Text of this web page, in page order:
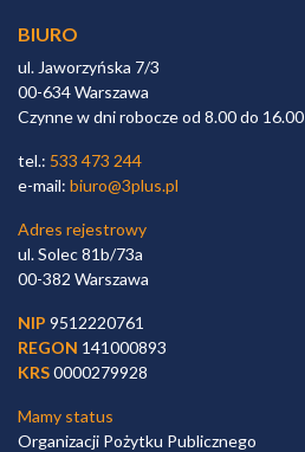
BIURO
ul. Jaworzyńska 7/3
00-634 Warszawa
Czynne w dni robocze od 8.00 do 16.00
tel.: 533 473 244
e-mail: biuro@3plus.pl
Adres rejestrowy
ul. Solec 81b/73a
00-382 Warszawa
NIP 9512220761
REGON 141000893
KRS0000279928
Mamy status
Organizacji Pożytku Publicznego